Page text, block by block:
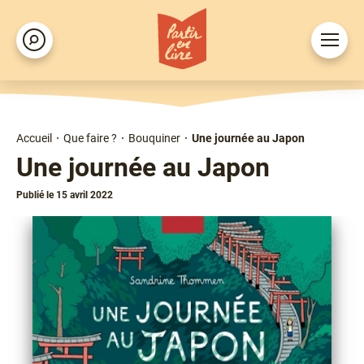
Aller
au
contenu
principal
Rechercher
Ouvrir
le
d'Ariane
Accueil Que faire ? Bouquiner Une journée au Japon
Une journée au Japon
Publié le 15 avril 2022